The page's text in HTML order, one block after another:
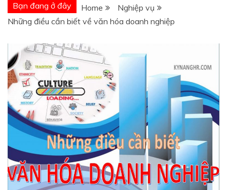
Bạn đang ở đây Home
Nghiệp vụ
Những điều cần biết về văn hóa doanh nghiệp